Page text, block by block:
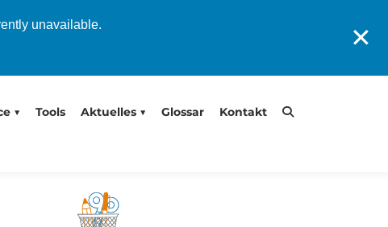
unavailable.
✕
Tools Aktuelles Glossar Kontakt